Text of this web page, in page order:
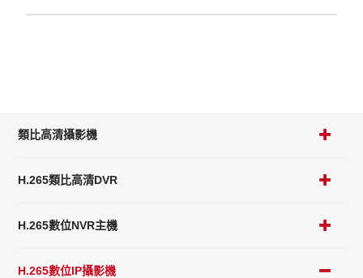
類比高清攝影機
H.265類比高清DVR
H.265數位NVR主機
H.265數位IP攝影機